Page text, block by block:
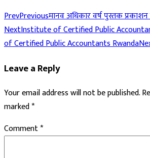
PrevPreviousमानव अधिकार वर्ष पुस्तक प्रकाशन
NextInstitute of Certified Public
of Certified Public Accountants Rwanda
Leave a Reply
Your email address will not be published.
marked*
Comment*